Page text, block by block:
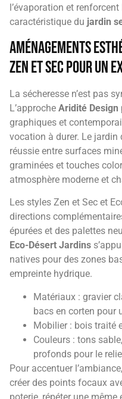
l’évaporation et
caractéristique du jardin
Aménagements
Zen et Sec pour un
La sécheresse n’est pas
L’approche Aridité Design
graphiques et
vocation à durer. Le
réussie entre surfaces
graminées et touches
atmosphère moderne et
Les styles Zen et Sec et
directions
épurées et des palettes
Eco-Désert Jardins
natives pour des zones
empreinte hydrique.
Matériaux : gravier
bacs en corten pour
Mobilier : bois traité
Couleurs : tons
profonds pour le
Pour accentuer
créer des points focaux
poterie, répéter une